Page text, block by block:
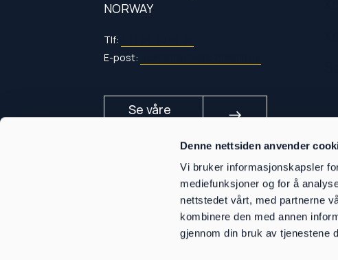
Denne nettsiden anvender
Vi bruker informasjonskapsler
mediefunksjoner og for å
nettstedet vårt, med partnerne
kombinere den med annen
gjennom din bruk av tjenestene
NORWAY
Tlf:
E-post:
Se våre
maskiner east
Design & utvikling:thepitch.no